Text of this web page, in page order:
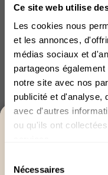
Ce site web utilise
Les cookies nous
et les annonces,
médias sociaux et
partageons
notre site avec nos
publicité et d'analyse,
avec d'autres
ou qu'ils ont
Nécessaires
ACCÈS
-Infusion: Dans une
détruit les principes
dans une boule à thé
Pour plus d'efficacité,
végétal, du miel, du
pendant environ 30
- Ingestion
: Ajoutez
préparations
: Avec